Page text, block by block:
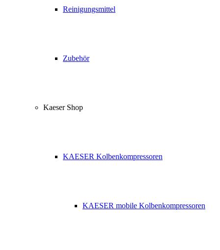
Reinigungsmittel
Zubehör
Kaeser Shop
KAESER Kolbenkompressoren
KAESER mobile Kolbenkompressoren